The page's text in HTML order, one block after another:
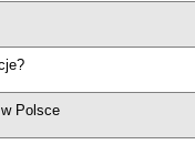
Polsce